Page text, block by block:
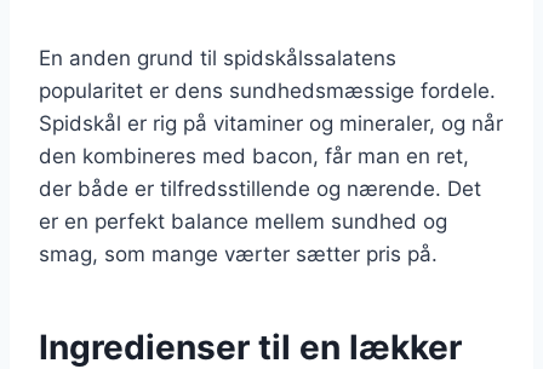
En anden grund til spidskålssalatens
popularitet er dens sundhedsmæssige fordele.
Spidskål er rig på vitaminer og mineraler, og når
den kombineres med bacon, får man en ret,
der både er tilfredsstillende og nærende. Det
er en perfekt balance mellem sundhed og
smag, som mange værter sætter pris på.
Ingredienser til en lækker